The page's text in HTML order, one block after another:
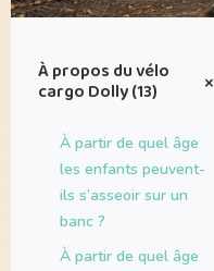
À propos du vélo
cargo Dolly (13) +
À partir de quel âge
les enfants peuvent-
ils s’asseoir sur un
banc ?
À partir de quel âge